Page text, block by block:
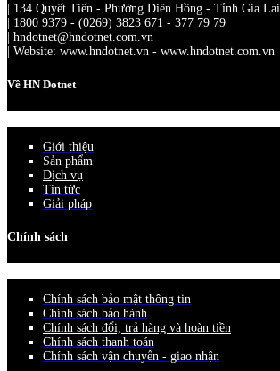
| 134 Quyết Tiến - Phường Diên Hồng - Tỉnh Gia Lai
| 1800 9379 - (0269) 3823 671 - 377 79 79
| hndotnet@hndotnet.com.vn
| Website: www.hndotnet.vn - www.hndotnet.com.vn
Về HN Dotnet
Giới thiệu
Sản phẩm
Dịch vụ
Tin tức
Giải pháp
Chính sách
Chính sách bảo mật thông tin
Chính sách bảo hành
Chính sách đổi, trả hàng và hoàn tiền
Chính sách thanh toán
Chính sách vận chuyển - giao nhận